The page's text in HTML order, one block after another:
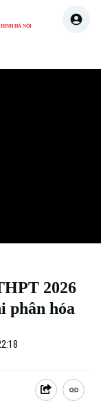
HÀ NỘI
2026
phân hóa